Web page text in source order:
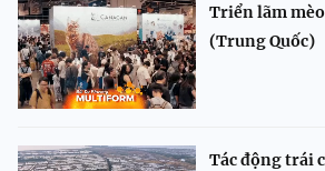
Triển lãm
(Trung Quốc)
Tác động trái